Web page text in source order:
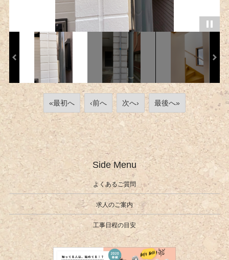
«最初へ ‹前へ 次へ› 最後へ»
Side Menu
よくあるご質問
求人のご案内
工事日程の目安